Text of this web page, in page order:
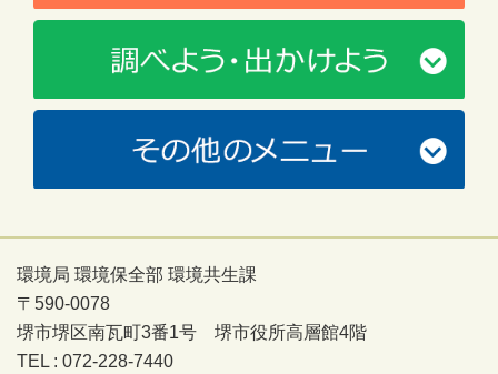
環境局 環境保全部 環境共生課
〒590-0078
堺市堺区南瓦町3番1号 堺市役所高層館4階
TEL : 072-228-7440